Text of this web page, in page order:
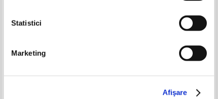
Statistici
Marketing
Afişare
Traian Tandin - Adio, Ringo!
Pret:16,00 Lei
Ellery Lloyd - Clubul
Pret:25,00Lei 15,00 Lei